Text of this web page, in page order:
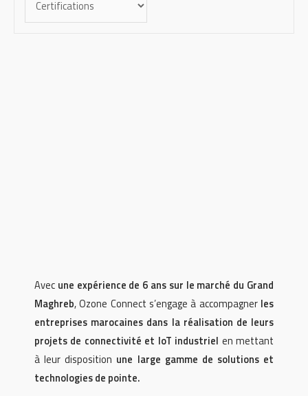
Avec une expérience de 6 ans sur le marché du Grand
Maghreb, Ozone Connect s’engage à accompagner les
entreprises marocaines dans la réalisation de leurs
projets de connectivité et IoT industriel en mettant
à leur disposition une large gamme de solutions et
technologies de pointe.